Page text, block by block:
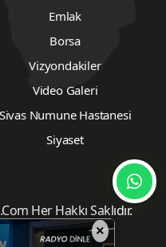
Emlak
Borsa
Vizyondakiler
Video Galeri
Sivas Numune Hastanesi
Siyaset
Her Hakkı Saklıdır.
×